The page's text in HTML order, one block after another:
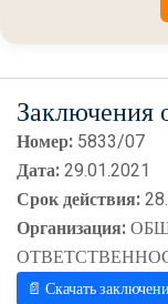
Заключения
Номер: 5833/07
Дата:29.01.2021
Срок действия:
Организация:
📄 Скачать